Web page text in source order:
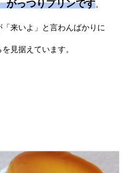
がっつりプリンです
来いよ」と言わんばかりに
見据えています。